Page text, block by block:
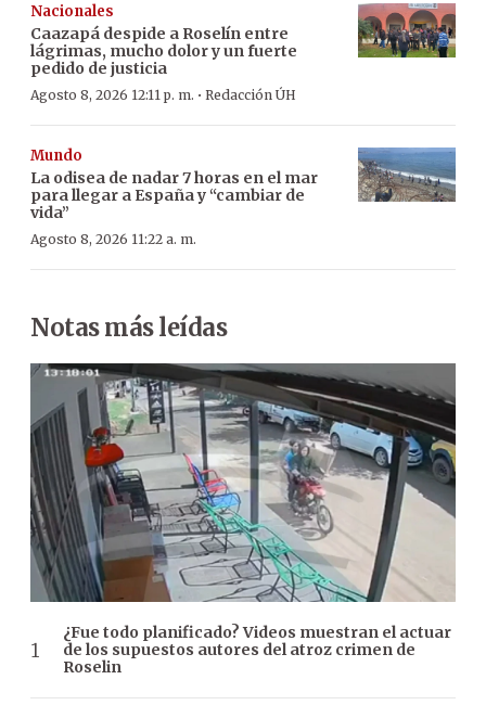
Nacionales
Caazapá despide a Roselín entre
lágrimas, mucho dolor y un fuerte
pedido de justicia
Agosto 8, 2026 12:11 p. m. · Redacción ÚH
Mundo
La odisea de nadar 7 horas en el mar
para llegar a España y “cambiar de
vida”
Agosto 8, 2026 11:22 a. m.
Notas más leídas
¿Fue todo planificado? Videos muestran el actuar
de los supuestos autores del atroz crimen de
Roselin